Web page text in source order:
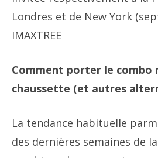
Londres et de New York
IMAXTREE
Comment porter le combo
chaussette (et autres
La tendance habituelle
des dernières semaines de